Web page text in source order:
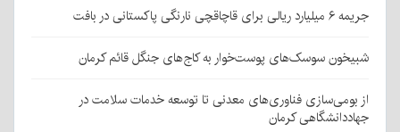
جریمه ۶ میلیارد ریالی برای قاچاقچی نارنگی پاکستانی در بافت
شبیخون سوسک‌های پوست‌خوار به کاج‌های جنگل قائم کرمان
از بومی‌سازی فناوری‌های معدنی تا توسعه خدمات سلامت در
جهاددانشگاهی کرمان